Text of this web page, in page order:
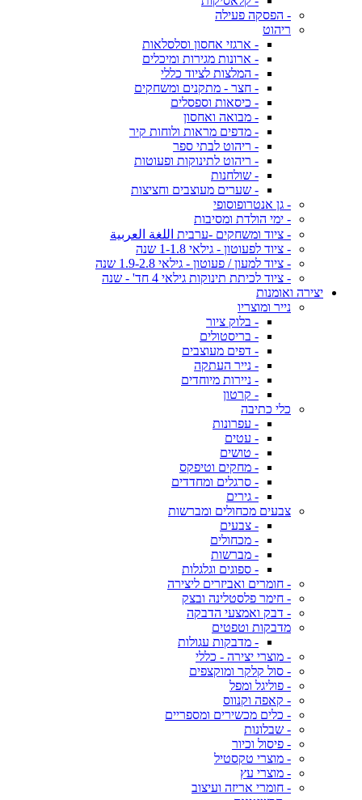
- הפסקה פעילה
ריהוט
- ארגזי אחסון וסלסלאות
- ארונות מגירות ומיכלים
- המלצות לציוד כללי
- חצר - מתקנים ומשחקים
- כיסאות וספסלים
- מבואה ואחסון
- מדפים מראות ולוחות קיר
- ריהוט לבתי ספר
- ריהוט לתינוקות ופעוטות
- שולחנות
- שערים מעוצבים וחציצות
- גן אנטרופוסופי
- ימי הולדת ומסיבות
- ציוד ומשחקים -ערבית اللغة العربية
- ציוד לפעוטון - גילאי 1-1.8 שנה
- ציוד למעון / פעוטון - גילאי 1.9-2.8 שנה
- ציוד לכיתת תינוקות גילאי 4 חד' - שנה
יצירה ואומנות
נייר ומוצריו
- בלוק ציור
- בריסטולים
- דפים מעוצבים
- נייר העתקה
- ניירות מיוחדים
- קרטון
כלי כתיבה
- עפרונות
- עטים
- טושים
- מחקים וטיפקס
- סרגלים ומחדדים
- גירים
צבעים מכחולים ומברשות
- צבעים
- מכחולים
- מברשות
- ספוגים וגלגלות
- חומרים ואביזרים ליצירה
- חימר פלסטלינה ובצק
- דבק ואמצעי הדבקה
מדבקות וטפטים
- מדבקות עגולות
- מוצרי יצירה - כללי
- סול קלקר ומוקצפים
- פוליגל ומפל
- קאפה וקנווס
- כלים מכשירים ומספריים
- שבלונות
- פיסול וכיור
- מוצרי טקסטיל
- מוצרי עץ
- חומרי אריזה ועיצוב